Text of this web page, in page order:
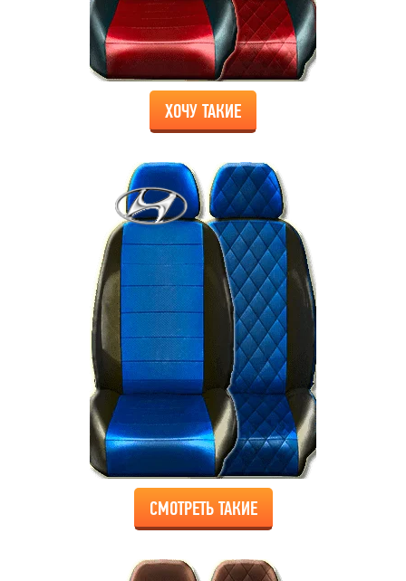
ХОЧУ ТАКИЕ
СМОТРЕТЬ ТАКИЕ